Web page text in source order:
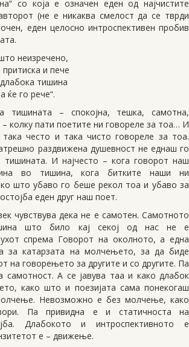
со која е означен еден од најчистите
(не е никаква смелост да се тврди
еден целосно интроспективен пробив
неизречено,
и пече
тишина
ќе го рече“.
тишината – спокојна, тешка, самотна,
колку пати поетите ни говореле за тоа… И
често и така чисто говореле за тоа.
раздвижена душевност не еднаш го
тишината. И најчесто – кога говорот наш
во тишина, кога битките наши ни
што убаво го беше рекол тоа и убаво за
еден друг наш поет.
чувствува дека не е самотен. Самотното
што било кај секој од нас не е
спрема Говорот на околното, а една
за катарзата на молчењето, за да биде
на говорењето за другите и со другите. Па
самотност. А се јавува таа и како длабок
како што и поезијата сама понекогаш
Невозможно е без молчење, како
Па привидна е и статичноста на
Длабокото и интроспективното е
е – движење.